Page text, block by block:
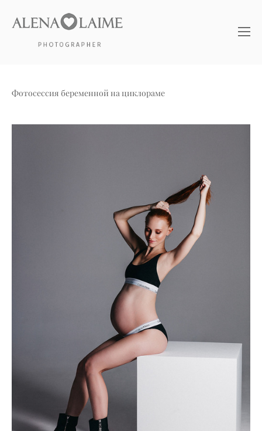
Фотосессия беременной на циклораме